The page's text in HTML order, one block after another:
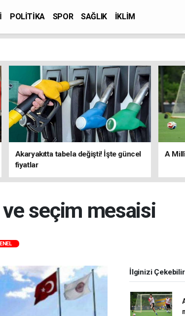
POLİTİKA SPOR SAĞLIK İKLİM
Akaryakıtta tabela değişti! İşte güncel
fiyatlar
A
seçim mesaisi
İlginizi Çekebilir